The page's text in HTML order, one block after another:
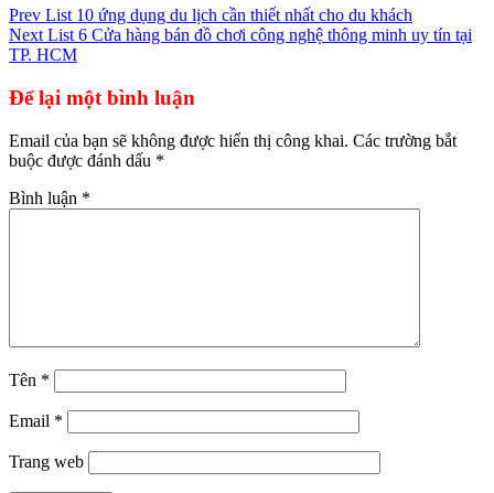
Điều
hướng
viết
Prev List 10 ứng dụng du lịch cần thiết nhất cho du khách
Next List 6 Cửa hàng bán đồ chơi công nghệ thông minh uy tín tại
TP. HCM
Để lại một bình luận
Email của bạn sẽ không được hiển thị công khai. Các trường bắt
buộc được đánh dấu *
Bình luận *
Tên *
Email *
Trang web